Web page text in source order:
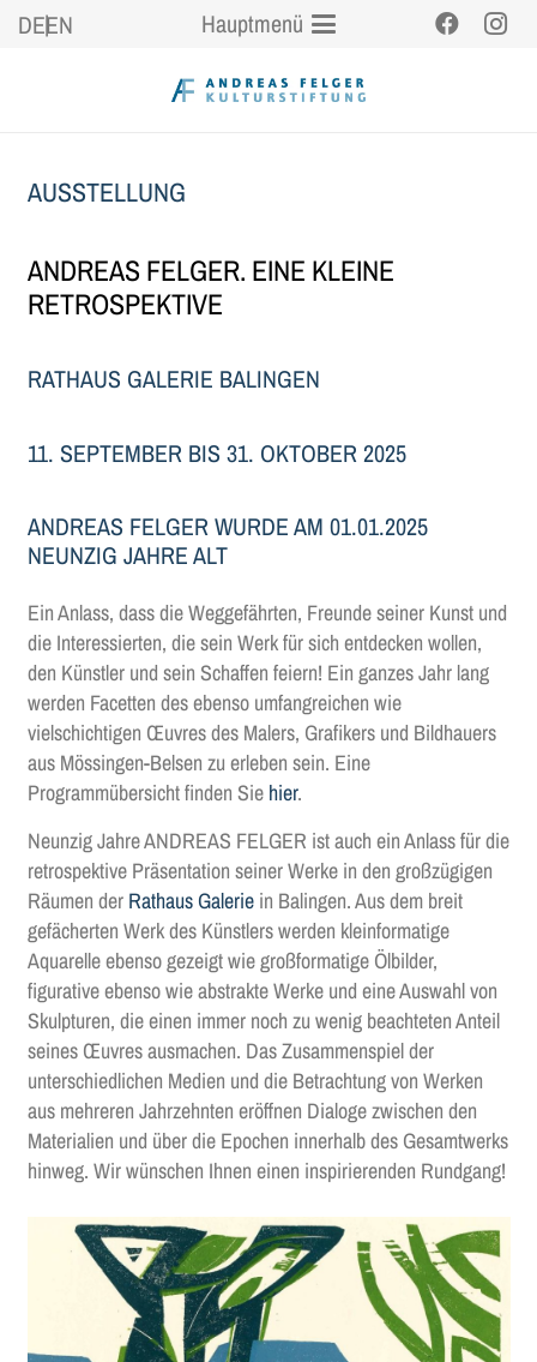
DEEN Hauptmenü
AUSSTELLUNG
ANDREAS FELGER. EINE KLEINE
RETROSPEKTIVE
RATHAUS GALERIE BALINGEN
11. SEPTEMBER BIS 31. OKTOBER 2025
ANDREAS FELGER WURDE AM 01.01.2025
NEUNZIG JAHRE ALT
Ein Anlass, dass die Weggefährten, Freunde seiner Kunst und
die Interessierten, die sein Werk für sich entdecken wollen,
den Künstler und sein Schaffen feiern! Ein ganzes Jahr lang
werden Facetten des ebenso umfangreichen wie
vielschichtigen Œuvres des Malers, Grafikers und Bildhauers
aus Mössingen-Belsen zu erleben sein. Eine
Programmübersicht finden Sie hier.
Neunzig Jahre ANDREAS FELGER ist auch ein Anlass für die
retrospektive Präsentation seiner Werke in den großzügigen
Räumen der Rathaus Galeriein Balingen. Aus dem breit
gefächerten Werk des Künstlers werden kleinformatige
Aquarelle ebenso gezeigt wie großformatige Ölbilder,
figurative ebenso wie abstrakte Werke und eine Auswahl von
Skulpturen, die einen immer noch zu wenig beachteten Anteil
seines Œuvres ausmachen. Das Zusammenspiel der
unterschiedlichen Medien und die Betrachtung von Werken
aus mehreren Jahrzehnten eröffnen Dialoge zwischen den
Materialien und über die Epochen innerhalb des Gesamtwerks
hinweg. Wir wünschen Ihnen einen inspirierenden Rundgang!